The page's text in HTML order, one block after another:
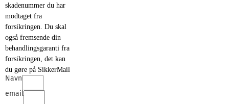
skadenummer du har
modtaget fra
forsikringen. Du skal
også fremsende din
behandlingsgaranti fra
forsikringen, det kan
du gøre på SikkerMail
Navn
email